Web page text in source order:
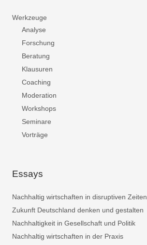
Werkzeuge
Analyse
Forschung
Beratung
Klausuren
Coaching
Moderation
Workshops
Seminare
Vorträge
Essays
Nachhaltig wirtschaften in disruptiven Zeiten
Zukunft Deutschland denken und gestalten
Nachhaltigkeit in Gesellschaft und Politik
Nachhaltig wirtschaften in der Praxis